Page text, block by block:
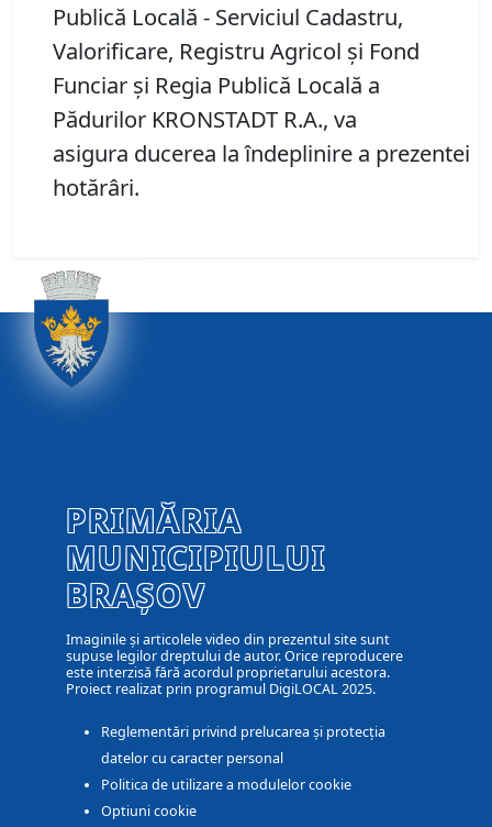
Publică Locală - Serviciul Cadastru,
Valorificare, Registru Agricol și Fond
Funciar și Regia Publică Locală a
Pădurilor KRONSTADT R.A., va
asigura ducerea la îndeplinire a prezentei
hotărâri.
PRIMĂRIA
MUNICIPIULUI
BRAȘOV
Imaginile și articolele video din prezentul site sunt
supuse legilor dreptului de autor. Orice reproducere
este interzisă fără acordul proprietarului acestora.
Proiect realizat prin programul DigiLOCAL 2025.
Reglementări privind prelucarea și protecția
datelor cu caracter personal
Politica de utilizare a modulelor cookie
Optiuni cookie